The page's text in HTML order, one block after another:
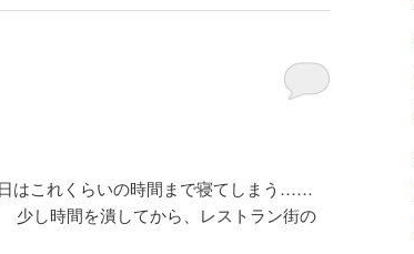
はこれくらいの時間まで寝てしまう……
少し時間を潰してから、レストラン街の